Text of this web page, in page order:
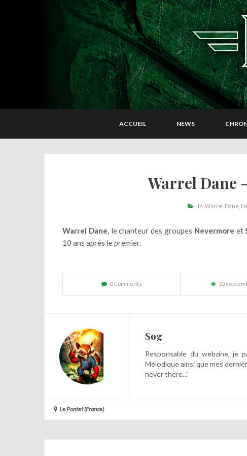
ACCUEIL NEWS
Warrel Dane
In Warrel Dane
Warrel Dane, le chanteur des groupes Nevermore et
10 ans après le premier.
0 Comments 25
Sog
Responsable du webzine, je
Mélodique ainsi que mes
never there..."
Le Pontet (France)